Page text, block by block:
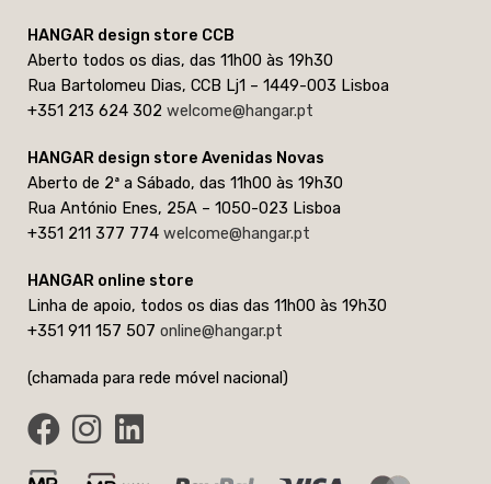
HANGAR design store CCB
Aberto todos os dias, das 11h00 às 19h30
Rua Bartolomeu Dias, CCB Lj1 – 1449-003 Lisboa
+351 213 624 302 welcome@hangar.pt
HANGAR design store Avenidas Novas
Aberto de 2ª a Sábado, das 11h00 às 19h30
Rua António Enes, 25A – 1050-023 Lisboa
+351 211 377 774 welcome@hangar.pt
HANGAR online store
Linha de apoio, todos os dias das 11h00 às 19h30
+351 911 157 507 online@hangar.pt
(chamada para rede móvel nacional)